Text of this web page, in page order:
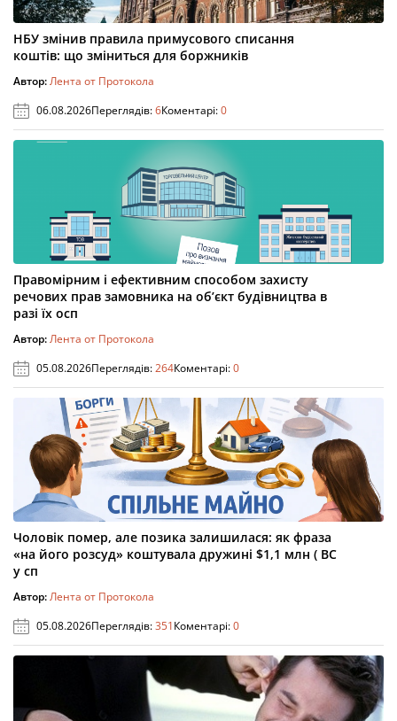
НБУ змінив правила примусового списання
коштів: що зміниться для боржників
Автор:Лента от Протокола
06.08.2026Переглядів:6Коментарі:0
Правомірним і ефективним способом захисту
речових прав замовника на об’єкт будівництва в
разі їх осп
Автор:Лента от Протокола
05.08.2026Переглядів:264Коментарі:0
Чоловік помер, але позика залишилася: як фраза
«на його розсуд» коштувала дружині $1,1 млн ( ВС
у сп
Автор:Лента от Протокола
05.08.2026Переглядів:351Коментарі:0